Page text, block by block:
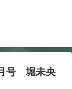
号 堀未央